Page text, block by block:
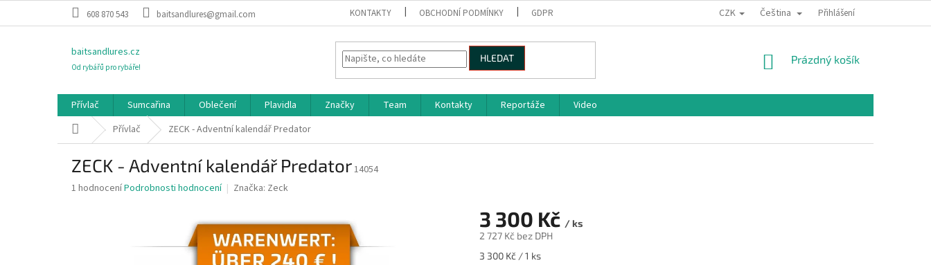
608 870 543 baitsandlures@gmail.com KONTAKTY OBCHODNÍ PODMÍNKY GDPR CZK Čeština Přihlášení
baitsandlures.cz
Od rybářů pro rybáře!
HLEDAT
NÁKUPNÍ
Prázdný košík
Přívlač Sumcařina Oblečení Plavidla Značky Team Kontakty Reportáže
Video
Domů Přívlač ZECK - Adventní kalendář Predator
ZECK - Adventní kalendář Predator14054
Průměrné
1 hodnoceníPodrobnosti hodnocení Značka: Zeck
3 300 Kč / ks
2 727 Kč bez DPH
Měrná
3 300 Kč / 1 ks